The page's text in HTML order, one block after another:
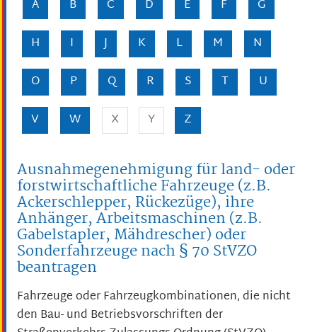
A B C D E F
G
H
I J K L M
N
O
P Q R S T
U
V
W X Y Z
Ausnahmegenehmigung für land- oder
forstwirtschaftliche Fahrzeuge (z.B.
Ackerschlepper, Rückezüge), ihre
Anhänger, Arbeitsmaschinen (z.B.
Gabelstapler, Mähdrescher) oder
Sonderfahrzeuge nach § 70 StVZO
beantragen
Fahrzeuge oder Fahrzeugkombinationen, die nicht
den Bau- und Betriebsvorschriften der